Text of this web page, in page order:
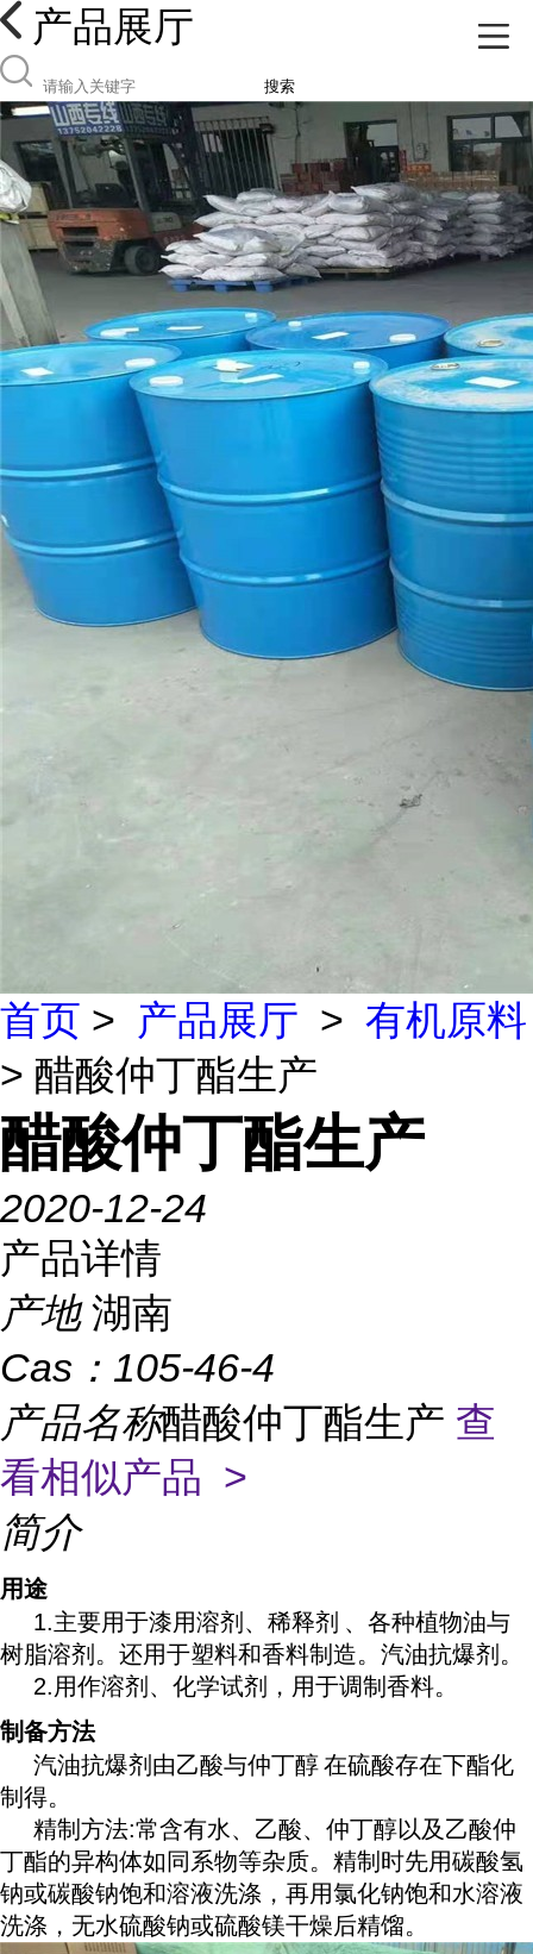
产品展厅
搜索
首页 > 产品展厅 > 有机原料
> 醋酸仲丁酯生产
醋酸仲丁酯生产
2020-12-24
产品详情
产地 湖南
Cas： 105-46-4
产品名称醋酸仲丁酯生产 查
看相似产品 >
简介
用途
1.主要用于漆用溶剂、 稀释剂 、各种植物油与
树脂溶剂。还用于塑料和香料制造。汽油抗爆剂。
2.用作溶剂、化学试剂，用于调制香料。
制备方法
汽油抗爆剂由乙酸与仲丁醇在硫酸存在下酯化
制得。
精制方法:常含有水、乙酸、仲丁醇以及乙酸仲
丁酯的异构体如同系物等杂质。精制时先用碳酸氢
钠或碳酸钠饱和溶液洗涤，再用氯化钠饱和水溶液
洗涤，无水硫酸钠或硫酸镁干燥后精馏。